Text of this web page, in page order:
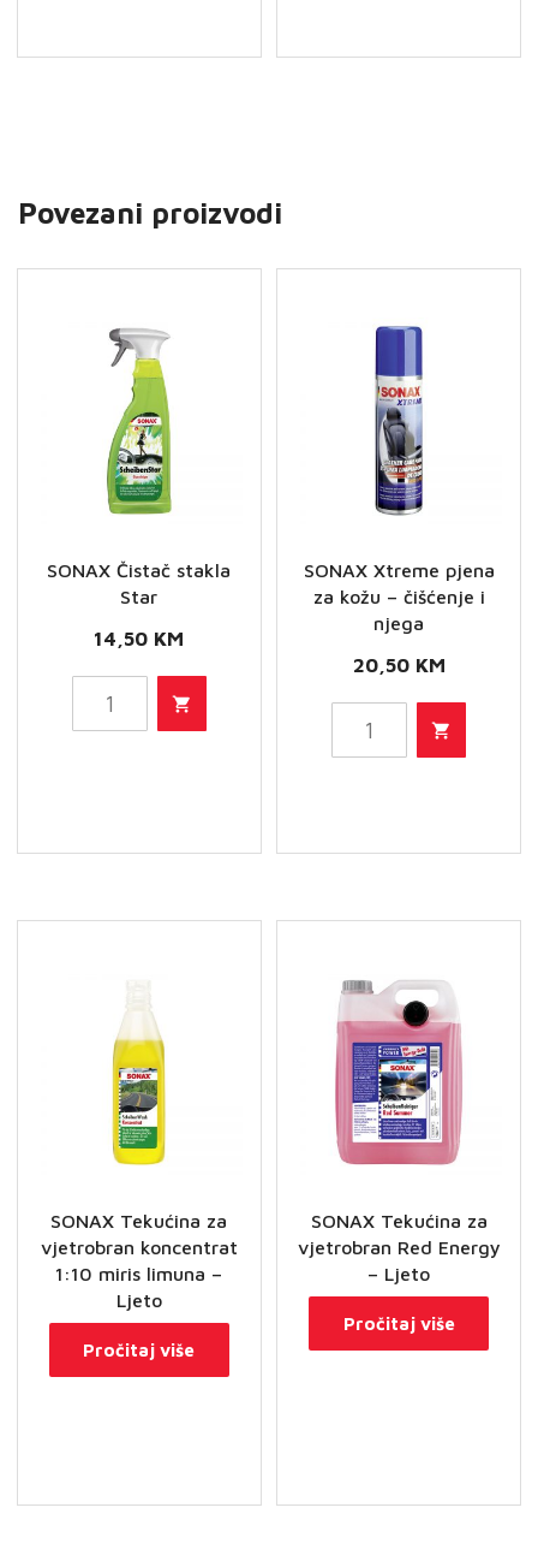
kiše
2u1
Repellent
Povezani proizvodi
SONAX Čistač stakla
Star
14,50 KM
SONAX
Čistač
količina
SONAX Xtreme pjena
za kožu – čišćenje i
njega
20,50 KM
SONAX
Xtreme
njega
količina
SONAX Tekućina za
vjetrobran koncentrat
1:10 miris limuna –
Ljeto
Pročitaj više
SONAX Tekućina za
vjetrobran Red Energy
– Ljeto
Pročitaj više